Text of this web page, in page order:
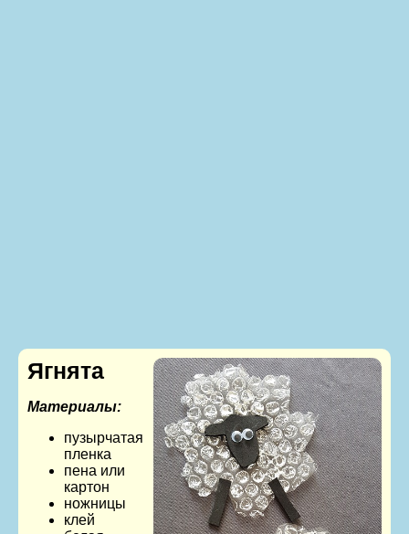
Ягнята
Материалы:
пузырчатая
пленка
пена или
картон
ножницы
клей